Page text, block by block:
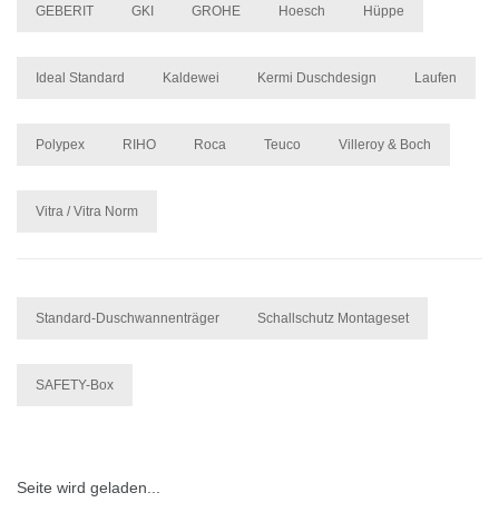
GEBERIT GKI GROHE Hoesch Hüppe
Ideal Standard Kaldewei Kermi Duschdesign Laufen
Polypex RIHO Roca Teuco Villeroy & Boch
Vitra / Vitra Norm
Standard-Duschwannenträger Schallschutz Montageset
SAFETY-Box
Seite wird geladen...